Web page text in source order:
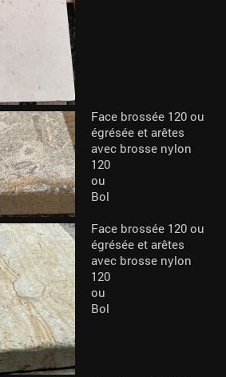
Face brossée 120 ou
égrésée et arêtes
avec brosse nylon
120
ou
Bol
Face brossée 120 ou
égrésée et arêtes
avec brosse nylon
120
ou
Bol